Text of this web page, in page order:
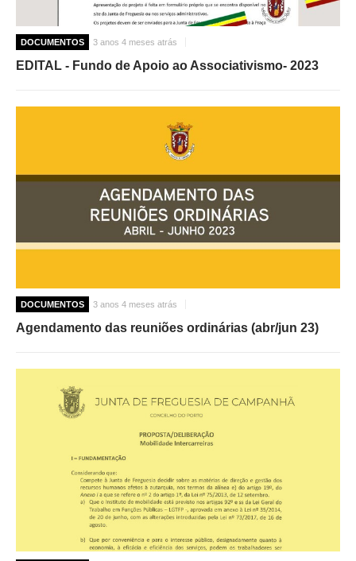
DOCUMENTOS 3 anos 4 meses atrás
EDITAL - Fundo de Apoio ao Associativismo- 2023
DOCUMENTOS 3 anos 4 meses atrás
Agendamento das reuniões ordinárias (abr/jun 23)